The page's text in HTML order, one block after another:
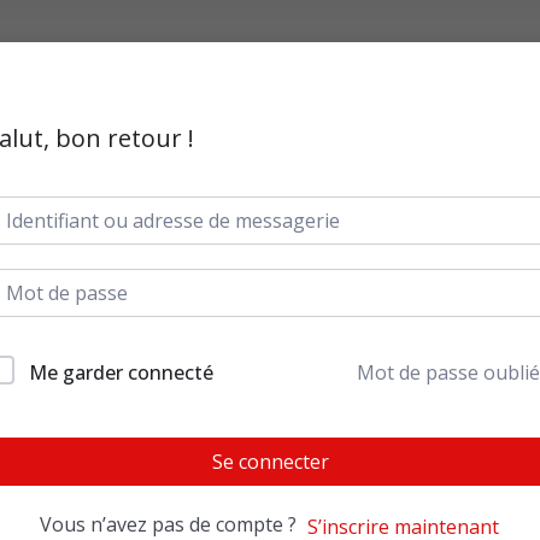
bon retour !
Me garder connecté Mot de passe
Se connecter
Vous n’avez pas de compte ? S’inscrire maintenant